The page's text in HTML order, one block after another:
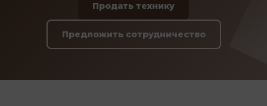
Продать технику
Предложить сотрудничество